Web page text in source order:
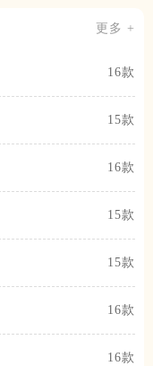
更多 +
16款
15款
16款
15款
15款
16款
16款